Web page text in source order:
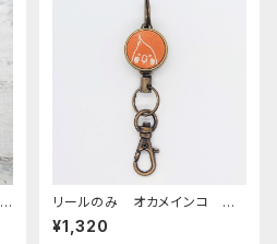
リールのみ オカメインコ モノ
トーン キャメル おかめいん
こ オカメ3兄弟
¥1,320